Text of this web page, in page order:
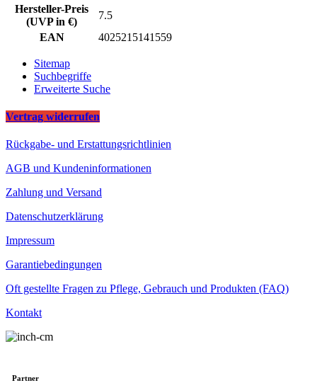
Hersteller-Preis
(UVP in €)
7.5
EAN
4025215141559
Sitemap
Suchbegriffe
Erweiterte Suche
Vertrag widerrufen
Rückgabe- und Erstattungsrichtlinien
AGB und Kundeninformationen
Zahlung und Versand
Datenschutzerklärung
Impressum
Garantiebedingungen
Oft gestellte Fragen zu Pflege, Gebrauch und Produkten (FAQ)
Kontakt
Partner